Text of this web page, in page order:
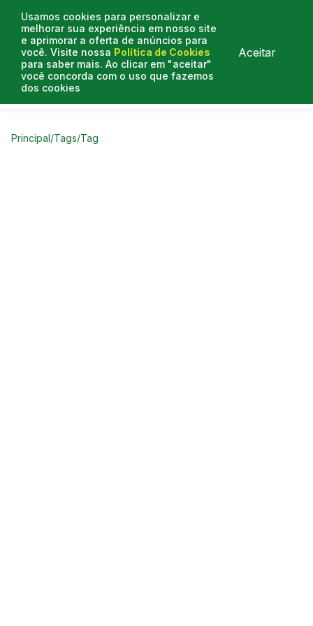
Usamos cookies para personalizar e
melhorar sua experiência em nosso site
e aprimorar a oferta de anúncios para
você. Visite nossa Política de Cookies
para saber mais. Ao clicar em "aceitar"
você concorda com o uso que fazemos
dos cookies
Aceitar
Curtas do Poder
Principal/Tags/Tag